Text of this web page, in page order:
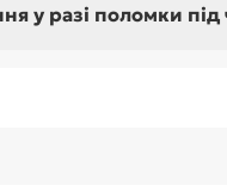
у разі поломки під